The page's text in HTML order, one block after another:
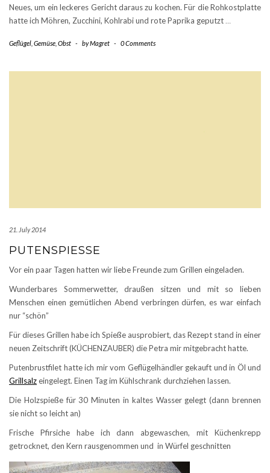
Neues, um ein leckeres Gericht daraus zu kochen. Für die Rohkostplatte
hatte ich Möhren, Zucchini, Kohlrabi und rote Paprika geputzt…
Geflügel Gemüse Obst - byMagret - 0 Comments
21. July 2014
PUTENSPIESSE
Vor ein paar Tagen hatten wir liebe Freunde zum Grillen eingeladen.
Wunderbares Sommerwetter, draußen sitzen und mit so lieben
Menschen einen gemütlichen Abend verbringen dürfen, es war einfach
nur “schön”
Für dieses Grillen habe ich Spieße ausprobiert, das Rezept stand in einer
neuen Zeitschrift (KÜCHENZAUBER) die Petra mir mitgebracht hatte.
Putenbrustfilet hatte ich mir vom Geflügelhändler gekauft und in Öl und
Grillsalzeingelegt. Einen Tag im Kühlschrank durchziehen lassen.
Die Holzspieße für 30 Minuten in kaltes Wasser gelegt (dann brennen
sie nicht so leicht an)
Frische Pfirsiche habe ich dann abgewaschen, mit Küchenkrepp
getrocknet, den Kern rausgenommen und in Würfel geschnitten